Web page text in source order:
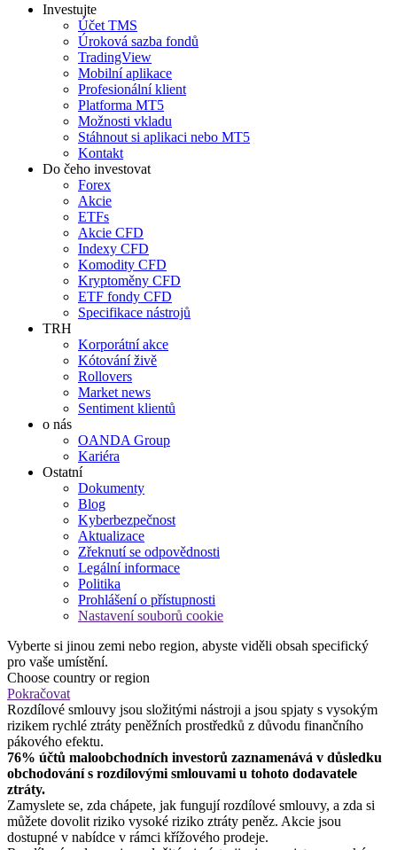
Investujte
Účet TMS
Úroková sazba fondů
TradingView
Mobilní aplikace
Profesionální klient
Platforma MT5
Možnosti vkladu
Stáhnout si aplikaci nebo MT5
Kontakt
Do čeho investovat
Forex
Akcie
ETFs
Akcie CFD
Indexy CFD
Komodity CFD
Kryptoměny CFD
ETF fondy CFD
Specifikace nástrojů
TRH
Korporátní akce
Kótování živě
Rollovers
Market news
Sentiment klientů
o nás
OANDA Group
Kariéra
Ostatní
Dokumenty
Blog
Kyberbezpečnost
Aktualizace
Zřeknutí se odpovědnosti
Legální informace
Politika
Prohlášení o přístupnosti
Nastavení souborů cookie
Vyberte si jinou zemi nebo region, abyste viděli obsah specifický
pro vaše umístění.
Choose country or region
Pokračovat
Rozdílové smlouvy jsou složitými nástroji a jsou spjaty s vysokým
rizikem rychlé ztráty peněžních prostředků z důvodu finančního
pákového efektu.
76% účtů maloobchodních investorů zaznamenává v důsledku
obchodování s rozdílovými smlouvami u tohoto dodavatele
ztráty.
Zamyslete se, zda chápete, jak fungují rozdílové smlouvy, a zda si
můžete dovolit riziko vysoké riziko ztráty peněz. Akcie jsou
dostupné v nabídce v rámci křížového prodeje.